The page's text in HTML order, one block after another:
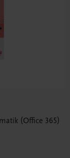
(Office 365)